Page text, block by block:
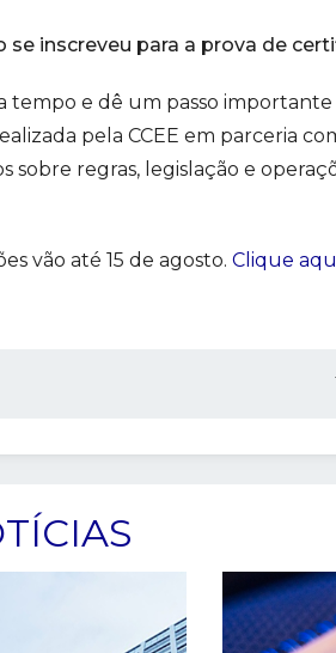
se inscreveu para a prova de
tempo e dê um passo
pela CCEE em parceria
sobre regras, legislação e
vão até 15 de agosto. Clique